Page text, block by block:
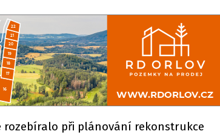
rozebíralo při plánování rekonstrukce